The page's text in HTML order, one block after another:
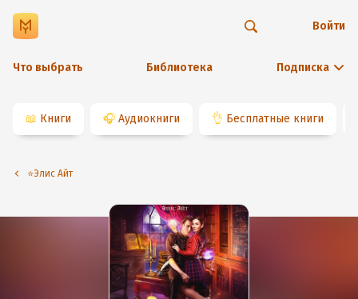
Что выбрать Библиотека Подписка
Войти
📖 Книги 🎧 Аудиокниги 👌 Бесплатные книги
⭐️Элис Айт